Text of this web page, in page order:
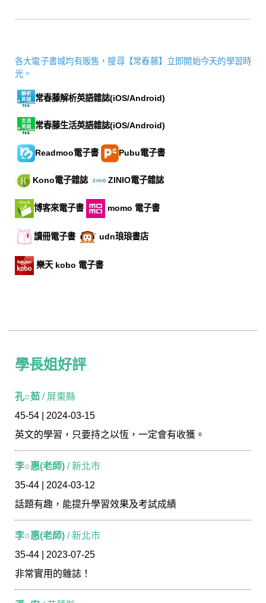
各大電子書城均有販售，搜尋【常春藤】立即開始今天的學習時
光。
常春藤解析英語雜誌(iOS/Android)
常春藤生活英語雜誌(iOS/Android)
Readmoo電子書 Pubu電子書
Kono電子雜誌 ZINIO電子雜誌
博客來電子書 momo 電子書
讀冊電子書 udn琅琅書店
樂天 kobo 電子書
學長姐好評
孔○茹 / 屏東縣
45-54 | 2024-03-15
英文的學習，只要持之以恆，一定會有收獲。
李○惠(老師) / 新北市
35-44 | 2024-03-12
話題有趣，能提升學習效果及考試成績
李○惠(老師) / 新北市
35-44 | 2023-07-25
非常實用的雜誌！